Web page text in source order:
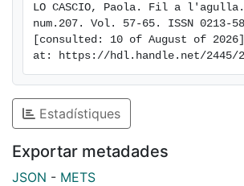
LO CASCIO, Paola. Fil a
num.207. Vol. 57-65. ISSN 0213-
[consulted: 10 of August of
at: https://hdl.handle.net/2445/
Estadístiques
Exportar metadades
JSON - METS